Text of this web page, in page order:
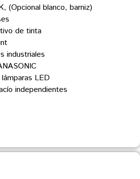
(Opcional blanco, barniz)
de tinta
industriales
LED
independientes